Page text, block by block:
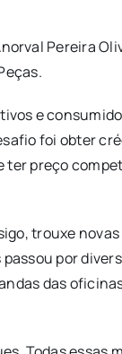
Pereira
e
foi obter
preço
trouxe
por
das